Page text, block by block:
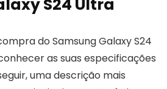
S24 Ultra
do Samsung Galaxy S24
as suas especificações
uma descrição mais